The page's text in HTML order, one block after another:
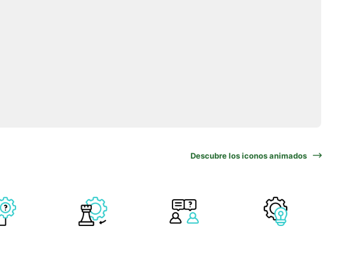
Descubre los iconos animados